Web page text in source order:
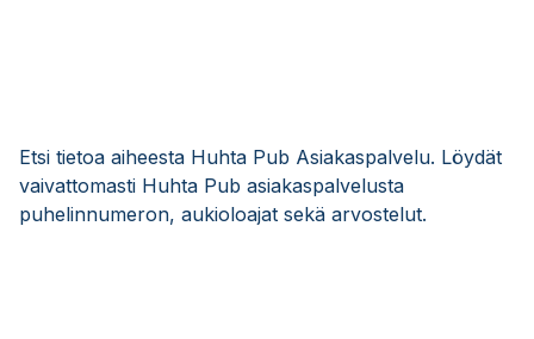
Etsi tietoa aiheesta Huhta Pub Asiakaspalvelu. Löydät
vaivattomasti Huhta Pub asiakaspalvelusta
puhelinnumeron, aukioloajat sekä arvostelut.